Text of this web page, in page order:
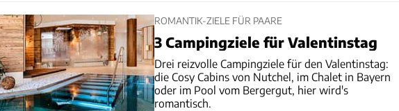
ROMANTIK-ZIELE FÜR PAARE
3 Campingziele für Valentinstag
Drei reizvolle Campingziele für den Valentinstag:
die Cosy Cabins von Nutchel, im Chalet in Bayern
oder im Pool vom Bergergut, hier wird's
romantisch.